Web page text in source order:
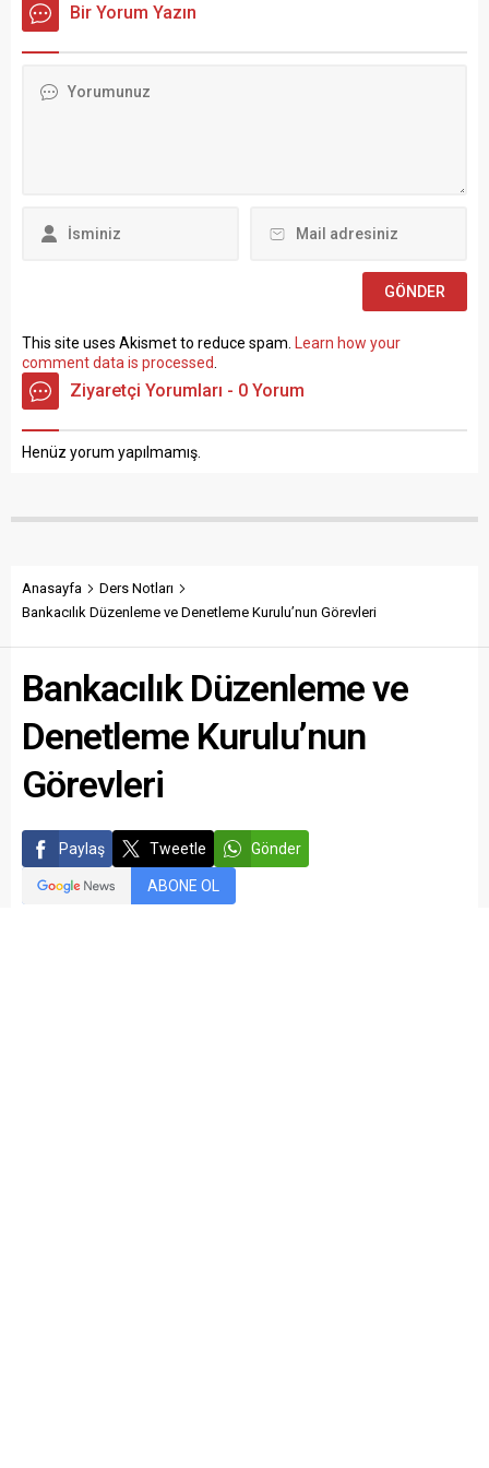
tıkanma ve ekonomik
TÜRK-İŞ Genel Merkezinde
Sosyal Çalışmacı; sözlü
Bir Yorum Yazın
This site uses Akismet to reduce spam.
Learn how your
comment data is processed
Ziyaretçi Yorumları - 0 Yorum
Henüz yorum yapılmamış.
Anasayfa
Ders Notları
Bankacılık Düzenleme ve Denetleme Kurulu’nun Görevleri
Bankacılık Düzenleme ve
Denetleme Kurulu’nun
Görevleri
Paylaş Tweetle Gönder
ABONE OL